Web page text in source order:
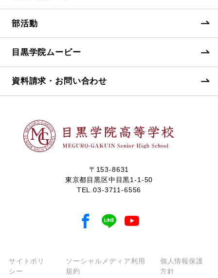
部活動
目黒学院ムービー
資料請求・お問い合わせ
〒153-8631
東京都目黒区中目黒1-1-50
TEL.03-3711-6556
サイトポリ
シー
ソーシャルメディア利用
規約
個人情報保護
方針